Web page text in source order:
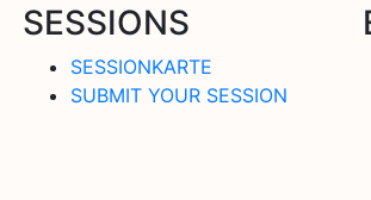
SESSIONS
SESSIONKARTE
SUBMIT YOUR SESSION